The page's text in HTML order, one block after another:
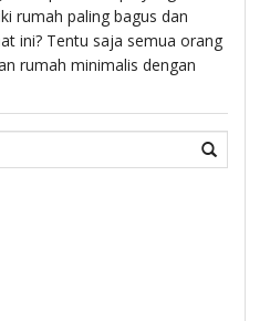
rumah paling bagus dan
ini? Tentu saja semua orang
rumah minimalis dengan